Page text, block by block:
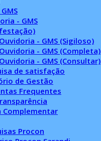
- GMS
Ouvidoria - GMS (Sigiloso)
Ouvidoria - GMS (Completa)
Ouvidoria - GMS (Consultar)
de satisfação
de Gestão
Frequentes
Complementar
Procon